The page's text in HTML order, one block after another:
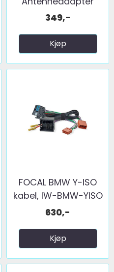
(FM) 2 x fakra ...
349,-
Kjøp
FOCAL BMW Y-ISO
kabel, IW-BMW-YISO
630,-
Kjøp